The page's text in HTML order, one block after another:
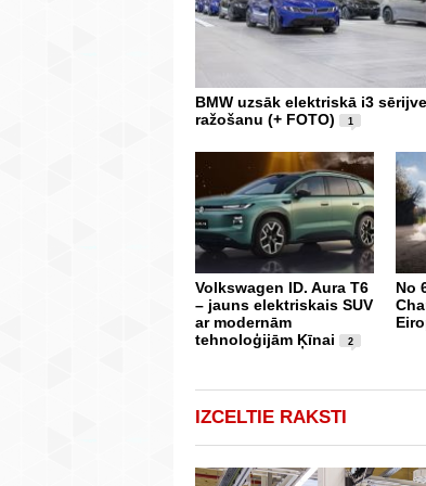
BMW uzsāk elektriskā i3
ražošanu (+ FOTO)
1
Volkswagen ID. Aura T6
– jauns elektriskais SUV
ar modernām
tehnoloģijām Ķīnai
2
No
IZCELTIE RAKSTI